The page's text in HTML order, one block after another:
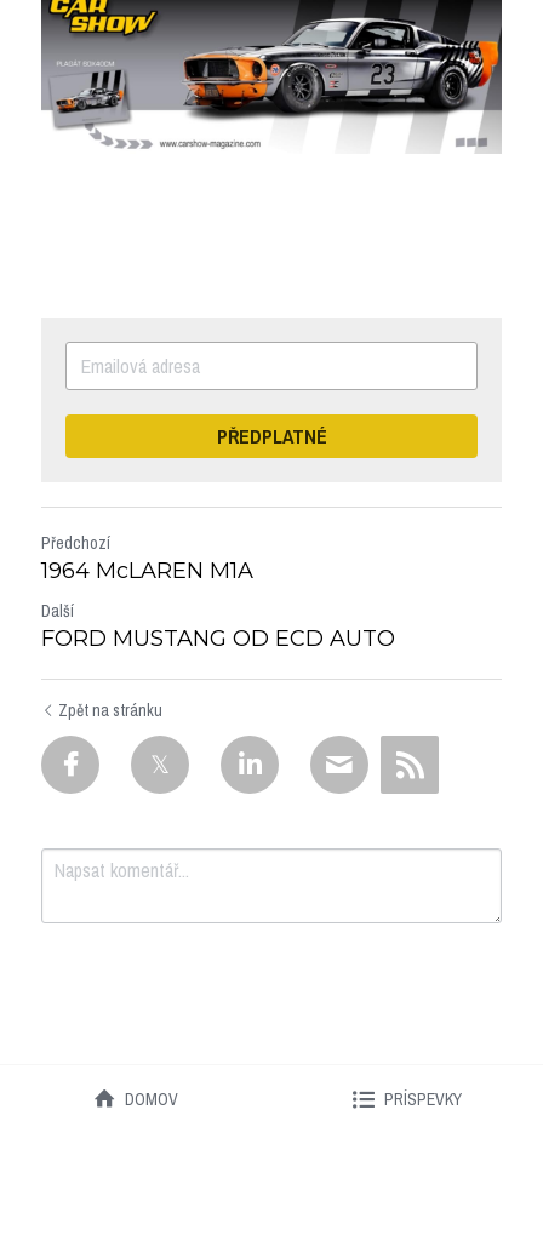
PŘEDPLATNÉ
Předchozí
1964 McLAREN M1A
Další
FORD MUSTANG OD ECD AUTO
Zpět na stránku
OdeslatDOMOV PRÍSPEVKY